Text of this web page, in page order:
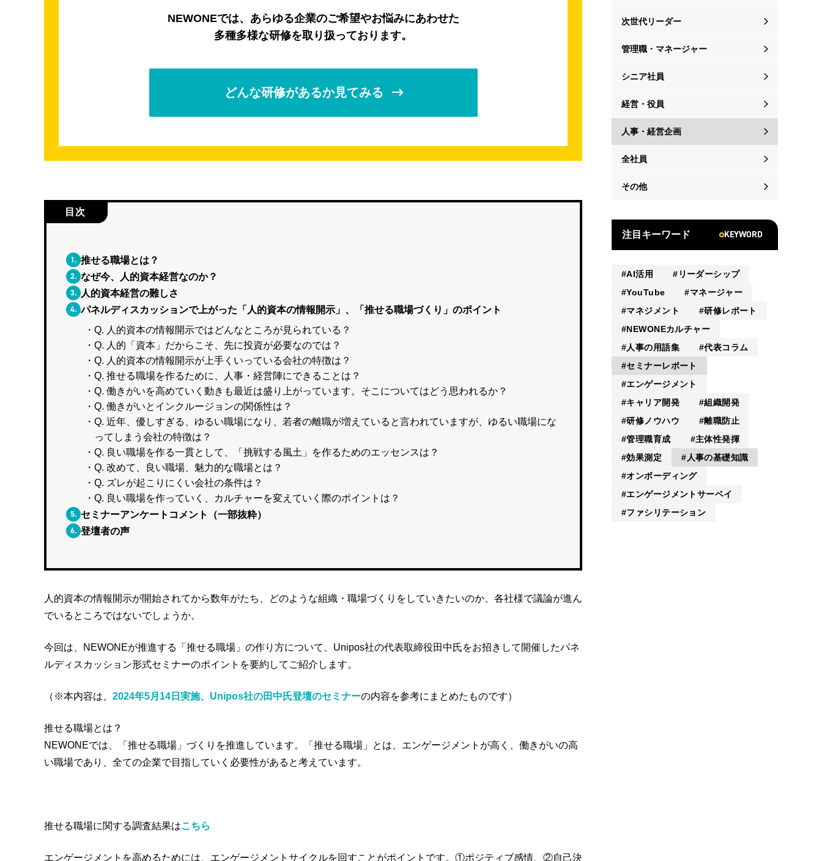
NEWONEでは、あらゆる企業のご希望やお悩みにあわせた
多種多様な研修を取り扱っております。
どんな研修があるか見てみる
目次
1. 推せる職場とは？
2. なぜ今、人的資本経営なのか？
3. 人的資本経営の難しさ
4. パネルディスカッションで上がった「人的資本の情報開示」、「推せる職場づくり」のポイント
Q. 人的資本の情報開示ではどんなところが見られている？
Q. 人的「資本」だからこそ、先に投資が必要なのでは？
Q. 人的資本の情報開示が上手くいっている会社の特徴は？
Q. 推せる職場を作るために、人事・経営陣にできることは？
Q. 働きがいを高めていく動きも最近は盛り上がっています。そこについてはどう思われるか？
Q. 働きがいとインクルージョンの関係性は？
Q. 近年、優しすぎる、ゆるい職場になり、若者の離職が増えていると言われていますが、ゆるい職場にな
ってしまう会社の特徴は？
Q. 良い職場を作る一貫として、「挑戦する風土」を作るためのエッセンスは？
Q. 改めて、良い職場、魅力的な職場とは？
Q. ズレが起こりにくい会社の条件は？
Q. 良い職場を作っていく、カルチャーを変えていく際のポイントは？
5. セミナーアンケートコメント（一部抜粋）
6. 登壇者の声
人的資本の情報開示が開始されてから数年がたち、どのような組織・職場づくりをしていきたいのか、各社様で議論が進ん
でいるところではないでしょうか。
今回は、NEWONEが推進する「推せる職場」の作り方について、Unipos社の代表取締役田中氏をお招きして開催したパネ
ルディスカッション形式セミナーのポイントを要約してご紹介します。
（※本内容は、 2024年5月14日実施、Unipos社の田中氏登壇のセミナーの内容を参考にまとめたものです）
推せる職場とは？
NEWONEでは、「推せる職場」づくりを推進しています。「推せる職場」とは、エンゲージメントが高く、働きがいの高
い職場であり、全ての企業で目指していく必要性があると考えています。
推せる職場に関する調査結果はこちら
エンゲージメントを高めるためには、エンゲージメントサイクルを回すことがポイントです。①ポジティブ感情、②自己決
次世代リーダー
管理職・マネージャー
シニア社員
経営・役員
人事・経営企画
全社員
その他
注目キーワード KEYWORD
AI活用
リーダーシップ
YouTube
マネージャー
マネジメント
研修レポート
NEWONEカルチャー
人事の用語集
代表コラム
セミナーレポート
エンゲージメント
キャリア開発
組織開発
研修ノウハウ
離職防止
管理職育成
主体性発揮
効果測定
人事の基礎知識
オンボーディング
エンゲージメントサーベイ
ファシリテーション